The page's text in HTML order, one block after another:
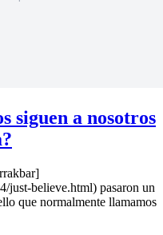
siguen a nosotros
just-believe.html) pasaron un
que normalmente llamamos